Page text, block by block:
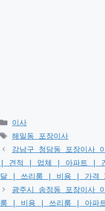
Categories
이사
Tags
해밀동 포장이사
강남구 청담동 포장이사
| 견적 | 업체 | 아파트 |
달 | 쓰리룸 | 비용 | 가격
광주시 송정동 포장이사
룸 | 비용 | 쓰리룸 | 아파